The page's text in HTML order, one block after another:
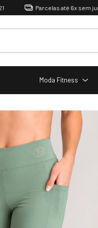
Parcelas até 6x sem juros
Moda Fitness